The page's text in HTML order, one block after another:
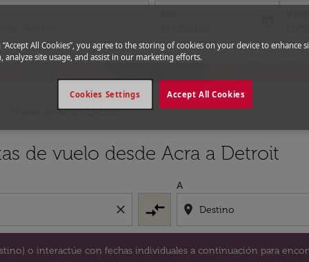
fc-
Vuelos de Acra a Detroit
de vuelo desde Acra a Detroit
close compare_arrows
A
location_on
o interactúe con fechas individuales a continuación para
destino) o interactúe con fechas individuales a
“Accept All Cookies”, you agree to the storing of cookies on your device to enhance
analyze site usage, and assist in our marketing efforts.
Accept All Cookies
Cookies Settings